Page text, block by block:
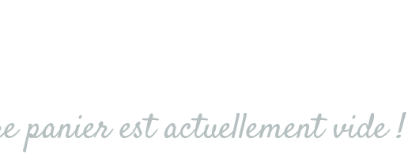
panier est actuellement vide !